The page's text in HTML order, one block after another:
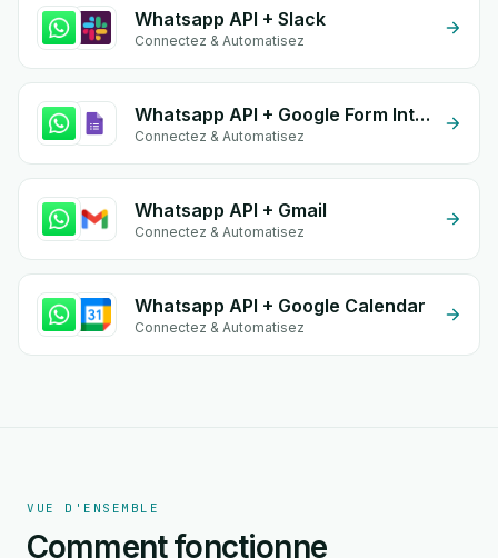
Whatsapp API + Slack
Connectez & Automatisez
Whatsapp API + Google Form Integration
Connectez & Automatisez
Whatsapp API + Gmail
Connectez & Automatisez
Whatsapp API + Google Calendar
Connectez & Automatisez
VUE D'ENSEMBLE
Comment fonctionne